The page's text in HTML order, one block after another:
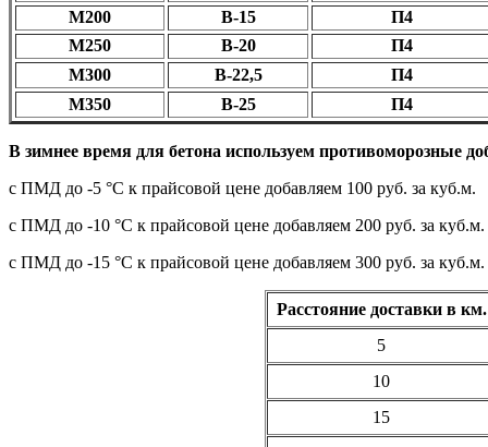
М200
В-15
П4
М250
В-20
П4
М300
В-22,5
П4
М350
В-25 П4
В зимнее время для бетона используем противоморозные
с ПМД до -5 °C к прайсовой цене добавляем 100 руб. за куб.м.
с ПМД до -10 °C к прайсовой цене добавляем 200 руб. за куб.м.
с ПМД до -15 °C к прайсовой цене добавляем 300 руб. за куб.м.
Расстояние доставки в км.
5
10
15